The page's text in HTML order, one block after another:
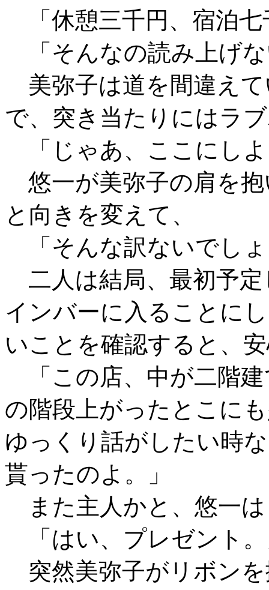
「休憩三千円、宿泊七
「そんなの読み上げ
美弥子は道を間違え
で、突き当たりにはラ
「じゃあ、ここにし
悠一が美弥子の肩を
と向きを変えて、
「そんな訳ないでし
二人は結局、最初予
インバーに入ることに
いことを確認すると、
「この店、中が二階
の階段上がったとこに
ゆっくり話がしたい時
貰ったのよ。」
また主人かと、悠一
「はい、プレゼント
突然美弥子がリボン